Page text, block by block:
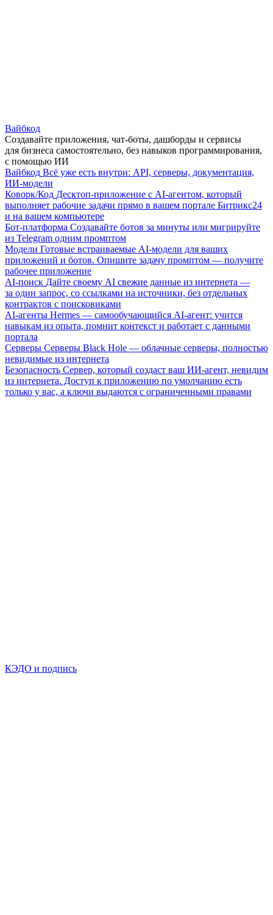
Вайбкод
Создавайте приложения, чат-боты, дашборды и сервисы
для бизнеса самостоятельно, без навыков программирования,
с помощью ИИ
Вайбкод Всё уже есть внутри: API, серверы, документация,
ИИ-модели
Коворк/Код Десктоп-приложение с AI-агентом, который
выполняет рабочие задачи прямо в вашем портале Битрикс24
и на вашем компьютере
Бот-платформа Создавайте ботов за минуты или мигрируйте
из Telegram одним промптом
Модели Готовые встраиваемые AI-модели для ваших
приложений и ботов. Опишите задачу промптом — получите
рабочее приложение
AI-поиск Дайте своему AI свежие данные из интернета —
за один запрос, со ссылками на источники, без отдельных
контрактов с поисковиками
AI-агенты Hermes — самообучающийся AI-агент: учится
навыкам из опыта, помнит контекст и работает с данными
портала
Серверы Серверы Black Hole — облачные серверы, полностью
невидимые из интернета
Безопасность Сервер, который создаст ваш ИИ-агент, невидим
из интернета. Доступ к приложению по умолчанию есть
только у вас, а ключи выдаются с ограниченными правами
КЭДО и подпись